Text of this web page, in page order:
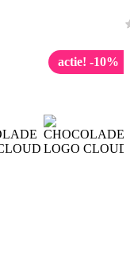
actie! -10%